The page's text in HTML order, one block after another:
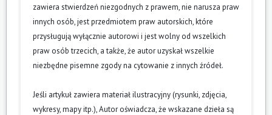
zawiera stwierdzeń niezgodnych z prawem, nie narusza praw
innych osób, jest przedmiotem praw autorskich, które
przysługują wyłącznie autorowi i jest wolny od wszelkich
praw osób trzecich, a także, że autor uzyskał wszelkie
niezbędne pisemne zgody na cytowanie z innych źródeł.
Jeśli artykuł zawiera materiał ilustracyjny (rysunki, zdjęcia,
wykresy, mapy itp.), Autor oświadcza, że wskazane dzieła są